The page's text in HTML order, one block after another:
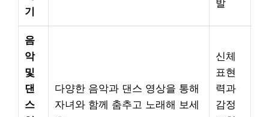
기
발
음
악
및
댄
스
다양한 음악과 댄스 영상을 통해
자녀와 함께 춤추고 노래해 보세
신체
표현
력과
감정